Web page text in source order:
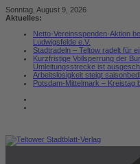
Zum
Inhalt
Sonntag, August 9, 2026
Aktuelles:
Netto-Vereinsspenden-Aktion
Ludwigsfelde e.V.
Stadtradeln – Teltow radelt für
Kurzfristige Vollsperrung der
Umleitungsstrecke ist
Arbeitslosigkeit steigt
Potsdam-Mittelmark – Kreistag